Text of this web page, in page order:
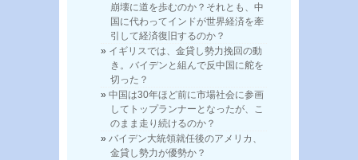
崩壊に道を歩むのか？それとも、中
国に代わってインドが世界経済を牽
引して経済復旧するのか？
イギリスでは、金貸し勢力挽回の動
き。バイデンと組んで反中国に舵を
切った？
中国は30年ほど前に市場社会に参画
してトップランナーとなったが、こ
のまま走り続けるのか？
バイデン大統領就任後のアメリカ、
金貸し勢力が優勢か？